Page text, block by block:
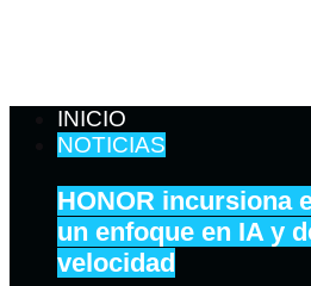
INICIO
NOTICIAS
HONOR incursiona
un enfoque en IA y
velocidad